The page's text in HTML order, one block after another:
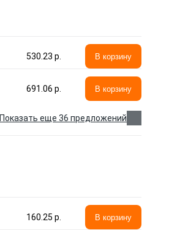
530.23 p. В корзину
691.06 p. В корзину
Показать еще 36 предложений
160.25 p. В корзину